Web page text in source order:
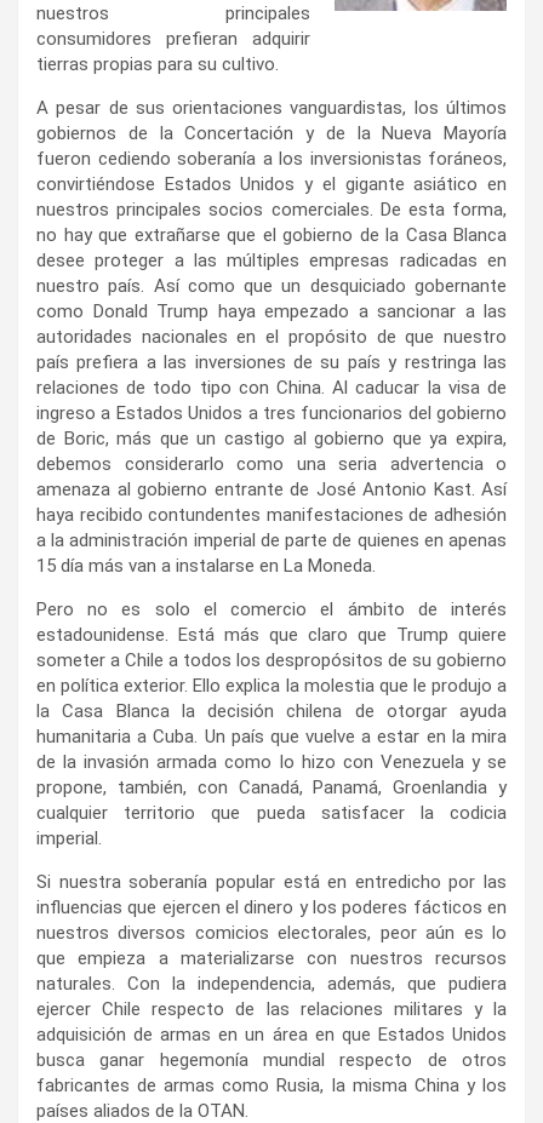
nuestros principales
consumidores prefieran adquirir
tierras propias para su cultivo.
A pesar de sus orientaciones vanguardistas, los últimos
gobiernos de la Concertación y de la Nueva Mayoría
fueron cediendo soberanía a los inversionistas foráneos,
convirtiéndose Estados Unidos y el gigante asiático en
nuestros principales socios comerciales. De esta forma,
no hay que extrañarse que el gobierno de la Casa Blanca
desee proteger a las múltiples empresas radicadas en
nuestro país. Así como que un desquiciado gobernante
como Donald Trump haya empezado a sancionar a las
autoridades nacionales en el propósito de que nuestro
país prefiera a las inversiones de su país y restringa las
relaciones de todo tipo con China. Al caducar la visa de
ingreso a Estados Unidos a tres funcionarios del gobierno
de Boric, más que un castigo al gobierno que ya expira,
debemos considerarlo como una seria advertencia o
amenaza al gobierno entrante de José Antonio Kast. Así
haya recibido contundentes manifestaciones de adhesión
a la administración imperial de parte de quienes en apenas
15 día más van a instalarse en La Moneda.
Pero no es solo el comercio el ámbito de interés
estadounidense. Está más que claro que Trump quiere
someter a Chile a todos los despropósitos de su gobierno
en política exterior. Ello explica la molestia que le produjo a
la Casa Blanca la decisión chilena de otorgar ayuda
humanitaria a Cuba. Un país que vuelve a estar en la mira
de la invasión armada como lo hizo con Venezuela y se
propone, también, con Canadá, Panamá, Groenlandia y
cualquier territorio que pueda satisfacer la codicia
imperial.
Si nuestra soberanía popular está en entredicho por las
influencias que ejercen el dinero y los poderes fácticos en
nuestros diversos comicios electorales, peor aún es lo
que empieza a materializarse con nuestros recursos
naturales. Con la independencia, además, que pudiera
ejercer Chile respecto de las relaciones militares y la
adquisición de armas en un área en que Estados Unidos
busca ganar hegemonía mundial respecto de otros
fabricantes de armas como Rusia, la misma China y los
países aliados de la OTAN.